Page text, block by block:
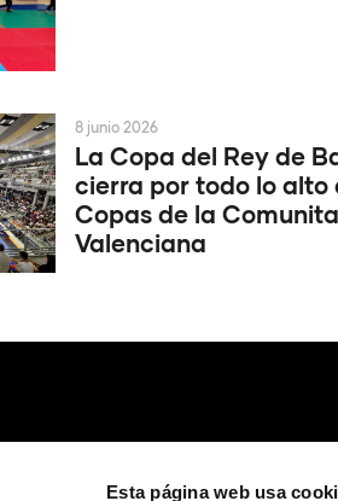
Esta página web usa
La Copa del Rey de
cierra por todo lo alto
Copas de la
Valenciana
8 junio 2026